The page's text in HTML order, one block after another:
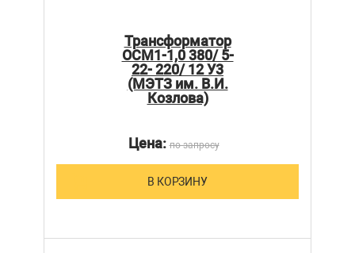
Трансформатор
ОСМ1-1,0 380/ 5-
22- 220/ 12 У3
(МЭТЗ им. В.И.
Козлова)
Цена:по запросу
В КОРЗИНУ